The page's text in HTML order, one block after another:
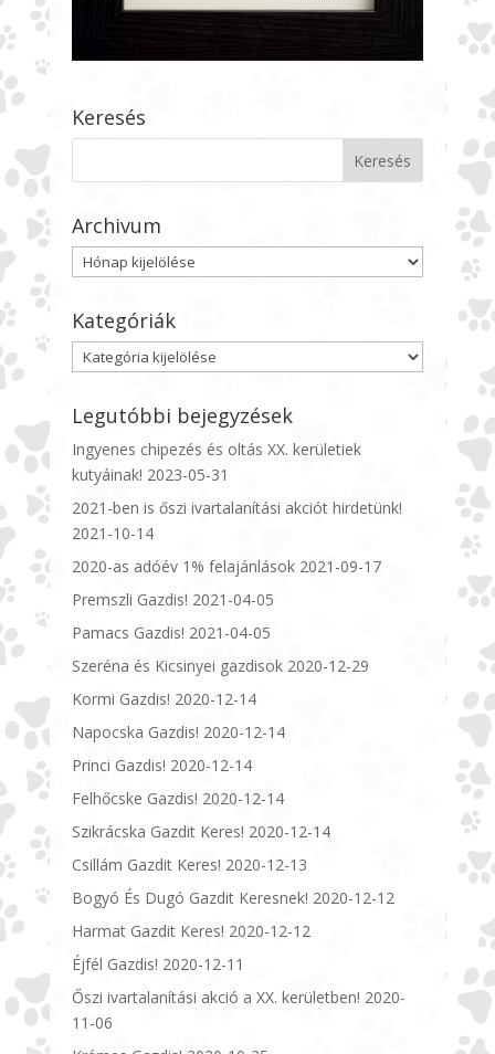
Keresés
Archivum
Archivum
Kategóriák
Kategóriák
Legutóbbi bejegyzések
Ingyenes chipezés és oltás XX. kerületiek
kutyáinak! 2023-05-31
2021-ben is őszi ivartalanítási akciót hirdetünk!
2021-10-14
2020-as adóév 1% felajánlások 2021-09-17
Premszli Gazdis! 2021-04-05
Pamacs Gazdis! 2021-04-05
Szeréna és Kicsinyei gazdisok 2020-12-29
Kormi Gazdis! 2020-12-14
Napocska Gazdis! 2020-12-14
Princi Gazdis! 2020-12-14
Felhőcske Gazdis! 2020-12-14
Szikrácska Gazdit Keres! 2020-12-14
Csillám Gazdit Keres! 2020-12-13
Bogyó És Dugó Gazdit Keresnek! 2020-12-12
Harmat Gazdit Keres! 2020-12-12
Éjfél Gazdis! 2020-12-11
Őszi ivartalanítási akció a XX. kerületben! 2020-
11-06